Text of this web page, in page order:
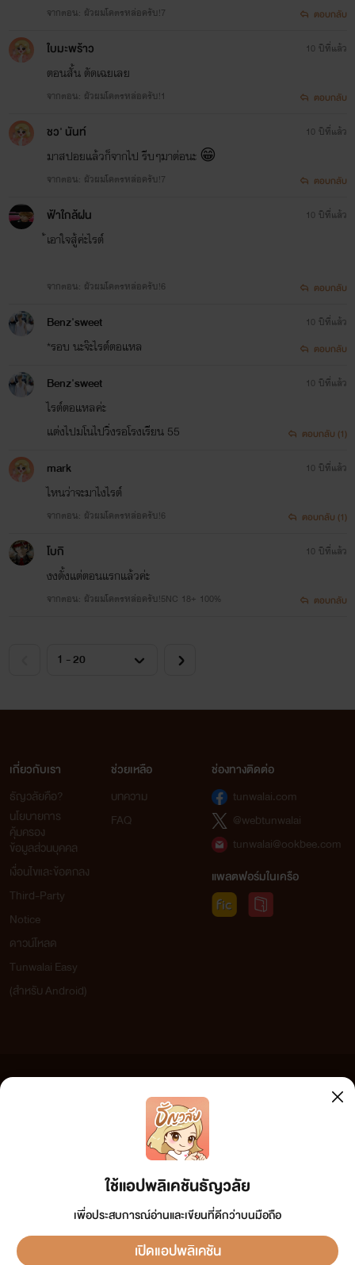
จากตอน: ผัวผมโคตรหล่อครับ!7 ตอบกลับ
ใบมะพร้าว
ตอนสั้น ตัดเฉยเลย
จากตอน: ผัวผมโคตรหล่อครับ!1
10 ปีที่แล้ว
ตอบกลับ
ชว' นันท์
มาสปอยแล้วก็จากไป รีบๆมาต่อนะ 😁
จากตอน: ผัวผมโคตรหล่อครับ!7
10 ปีที่แล้ว
ตอบกลับ
ฟ้าใกล้ฝน
้เอาใจสู้ค่ะไรต์
จากตอน: ผัวผมโคตรหล่อครับ!6
10 ปีที่แล้ว
ตอบกลับ
Benz'sweet
*รอบ นะจ๊ะไรต์ตอแหล
10 ปีที่แล้ว
ตอบกลับ
Benz'sweet
ไรต์ตอแหลค่ะ
แต่งไปมโนไปวิ่งรอโรงเรียน 55
10 ปีที่แล้ว
ตอบกลับ (1)
mark
ไหนว่าจะมาไงไรต์
จากตอน: ผัวผมโคตรหล่อครับ!6
10 ปีที่แล้ว
ตอบกลับ (1)
โบกิ
งงตั้งแต่ตอนแรกแล้วค่ะ
จากตอน: ผัวผมโคตรหล่อครับ!5NC 18+ 100%
10 ปีที่แล้ว
ตอบกลับ
ใช้แอปพลิเคชันธัญวลัย
เพื่อประสบการณ์อ่านและเขียนที่ดีกว่าบนมือถือ
เปิดแอปพลิเคชัน
เกี่ยวกับเรา
ธัญวลัยคือ?
นโยบายการ
คุ้มครอง
ข้อมูลส่วนบุคคล
เงื่อนไขและข้อตกลง
Third-Party
Notice
ดาวน์โหลด
Tunwalai Easy
(สำหรับ Android)
ช่วยเหลือ
บทความ
FAQ
ช่องทางติดต่อ
tunwalai.com
@webtunwalai
tunwalai@ookbee.com
แพลตฟอร์มในเครือ
เว็บไซต์แห่งนี้ไม่ได้เห็นด้วยและไม่ขอรับผิดชอบต่อข้อความใดๆ ทั้งสิ้น ดังนั้นผู้อ่านทุกท่านโปรดใช้
วิจารณญาณในการกลั่นกรองด้วยตนเอง และหากท่านพบข้อความใดๆ ที่ขัดต่อกฎหมายและศีลธรรม
กรุณาแจ้งมาที่ tunwalai@ookbee.com เพื่อทีมงานจะได้ดำเนินการในทันที ทั้งนี้ ทางเว็บไซต์ขอสงวน
ลิขสิทธิ์ตามพระราชบัญญัติลิขสิทธิ์ (ฉบับเพิ่มเติม) พ.ศ.2558